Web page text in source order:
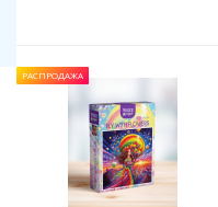
РАСПРОДАЖА